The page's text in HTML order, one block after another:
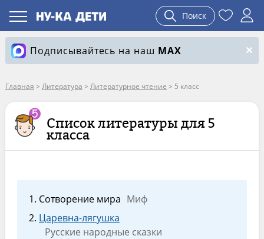
Поиск
Подписывайтесь на наш MAX
Главная > Литература > Литературное чтение > 5 класс
Список литературы для 5
класса
Сотворение мира Миф
Царевна-лягушка
Русские народные сказки